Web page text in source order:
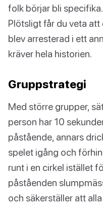
folk börjar bli
Plötsligt får du veta
blev arresterad i ett
kräver hela historien.
Gruppstrategi
Med större grupper,
person har 10
påstående, annars
spelet igång och
runt i en cirkel istället
påståenden
och säkerställer att